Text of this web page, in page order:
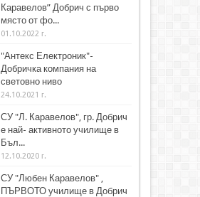
Каравелов” Добрич с първо
място от фо...
01.10.2022 г.
"Антекс Електроник"-
Добричка компания на
световно ниво
24.10.2021 г.
СУ "Л. Каравелов", гр. Добрич
е най- активното училище в
Бъл...
12.10.2020 г.
СУ "Любен Каравелов" ,
ПЪРВОТО училище в Добрич